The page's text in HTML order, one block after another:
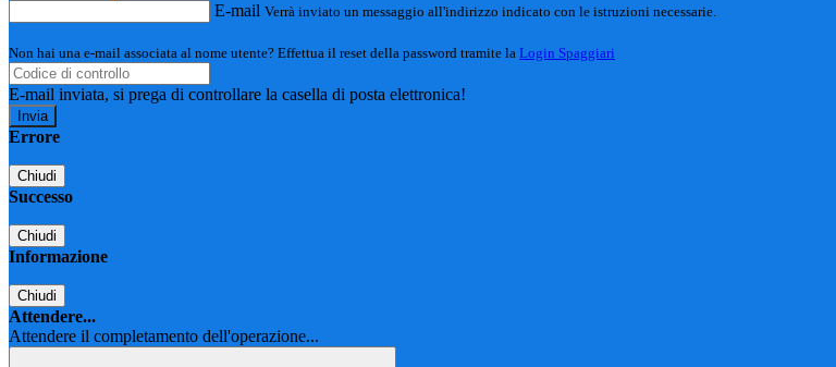
E-mail Verrà inviato un messaggio all'indirizzo indicato con le istruzioni necessarie.
Non hai una e-mail associata al nome utente? Effettua il reset della password tramite la Login Spaggiari
E-mail inviata, si prega di controllare la casella di posta elettronica!
Errore
Chiudi
Successo
Chiudi
Informazione
Chiudi
Attendere...
Attendere il completamento dell'operazione...